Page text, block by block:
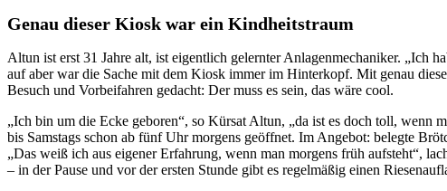
Genau dieser Kiosk war ein Kindheitstraum
Altun ist erst 31 Jahre alt, ist eigentlich gelernter Anlagenmechaniker. „Ich
auf aber war die Sache mit dem Kiosk immer im Hinterkopf. Mit genau
Besuch und Vorbeifahren gedacht: Der muss es sein, das wäre cool.
„Ich bin um die Ecke geboren“, so Kürsat Altun, „da ist es doch toll,
bis Samstags schon ab fünf Uhr morgens geöffnet. Im Angebot: belegte
„Das weiß ich aus eigener Erfahrung, wenn man morgens früh aufsteht“,
– in der Pause und vor der ersten Stunde gibt es regelmäßig einen